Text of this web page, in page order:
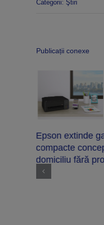
Categorii: Ştiri
Publicații conexe
Epson extinde
compacte
domiciliu fără